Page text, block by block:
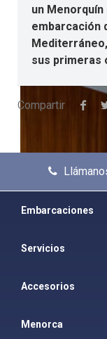
un
embarcación
sus primeras
Compartir
Embarcaciones
Servicios
Accesorios
Menorca